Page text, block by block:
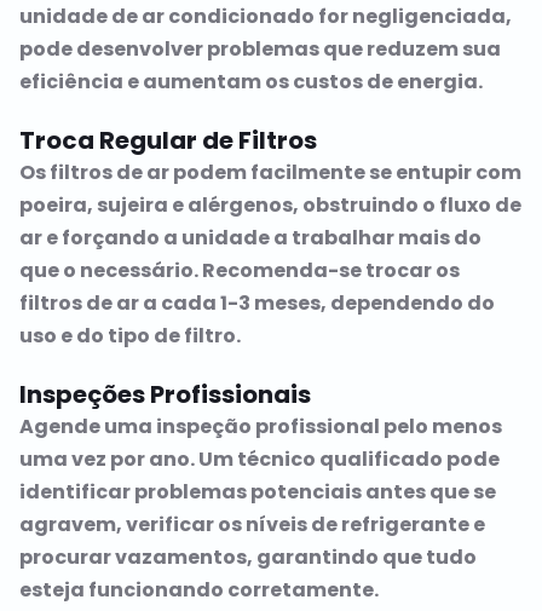
unidade de ar condicionado for negligenciada,
pode desenvolver problemas que reduzem sua
eficiência e aumentam os custos de energia.
Troca Regular de Filtros
Os filtros de ar podem facilmente se entupir com
poeira, sujeira e alérgenos, obstruindo o fluxo de
ar e forçando a unidade a trabalhar mais do
que o necessário. Recomenda-se trocar os
filtros de ar a cada 1-3 meses, dependendo do
uso e do tipo de filtro.
Inspeções Profissionais
Agende uma inspeção profissional pelo menos
uma vez por ano. Um técnico qualificado pode
identificar problemas potenciais antes que se
agravem, verificar os níveis de refrigerante e
procurar vazamentos, garantindo que tudo
esteja funcionando corretamente.